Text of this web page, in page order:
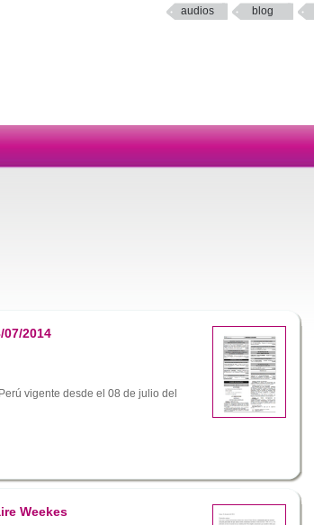
audios blog
2014
vigente desde el 08 de julio del
Weekes